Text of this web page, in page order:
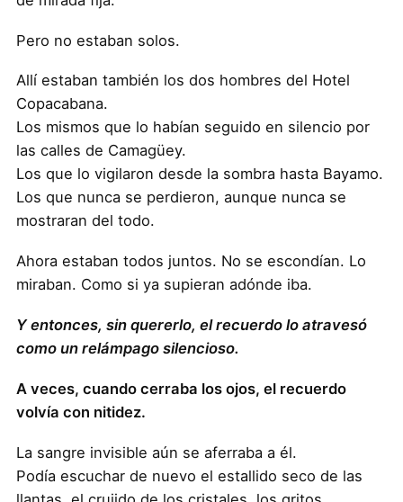
Pero no estaban solos.
Allí estaban también los dos hombres del Hotel
Copacabana.
Los mismos que lo habían seguido en silencio por
las calles de Camagüey.
Los que lo vigilaron desde la sombra hasta Bayamo.
Los que nunca se perdieron, aunque nunca se
mostraran del todo.
Ahora estaban todos juntos. No se escondían. Lo
miraban. Como si ya supieran adónde iba.
Y entonces, sin quererlo, el recuerdo lo atravesó
como un relámpago silencioso.
A veces, cuando cerraba los ojos, el recuerdo
volvía con nitidez.
La sangre invisible aún se aferraba a él.
Podía escuchar de nuevo el estallido seco de las